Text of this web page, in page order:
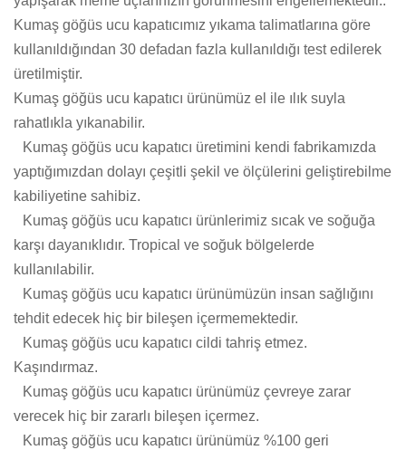
Kumaş göğüs ucu kapatıcımız yıkama talimatlarına göre
kullanıldığından 30 defadan fazla kullanıldığı test edilerek
üretilmiştir.
Kumaş göğüs ucu kapatıcı ürünümüz el ile ılık suyla
rahatlıkla yıkanabilir.
Kumaş göğüs ucu kapatıcı üretimini kendi fabrikamızda
yaptığımızdan dolayı çeşitli şekil ve ölçülerini geliştirebilme
kabiliyetine sahibiz.
Kumaş göğüs ucu kapatıcı ürünlerimiz sıcak ve soğuğa
karşı dayanıklıdır. Tropical ve soğuk bölgelerde
kullanılabilir.
Kumaş göğüs ucu kapatıcı ürünümüzün insan sağlığını
tehdit edecek hiç bir bileşen içermemektedir.
Kumaş göğüs ucu kapatıcı cildi tahriş etmez.
Kaşındırmaz.
Kumaş göğüs ucu kapatıcı ürünümüz çevreye zarar
verecek hiç bir zararlı bileşen içermez.
Kumaş göğüs ucu kapatıcı ürünümüz %100 geri